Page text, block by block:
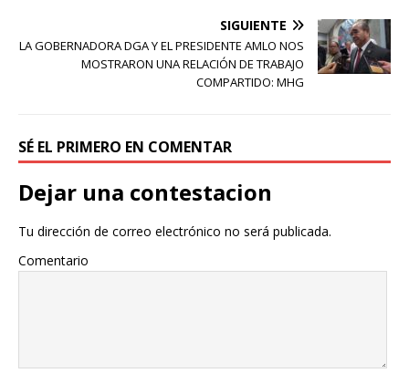
SIGUIENTE
LA GOBERNADORA DGA Y EL PRESIDENTE AMLO NOS
MOSTRARON UNA RELACIÓN DE TRABAJO
COMPARTIDO: MHG
SÉ EL PRIMERO EN COMENTAR
Dejar una contestacion
Tu dirección de correo electrónico no será publicada.
Comentario